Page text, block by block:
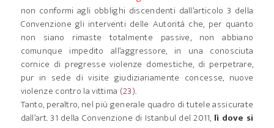
non conformi agli obblighi discendenti dall’articolo 3 della
Convenzione gli interventi delle Autorità che, per quanto
non siano rimaste totalmente passive, non abbiano
comunque impedito all’aggressore, in una conosciuta
cornice di pregresse violenze domestiche, di perpetrare,
pur in sede di visite giudiziariamente concesse, nuove
violenze contro la vittima (23).
Tanto, peraltro, nel più generale quadro di tutele assicurate
dall’art. 31 della Convenzione di Istanbul del 2011, lì dove si